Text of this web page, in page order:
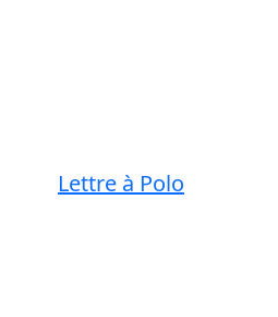
Lettre à Polo